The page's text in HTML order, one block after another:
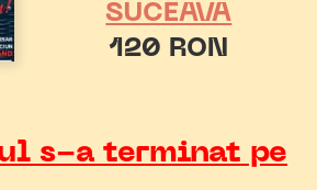
SUCEAVA
120 RON
s-a terminat pe